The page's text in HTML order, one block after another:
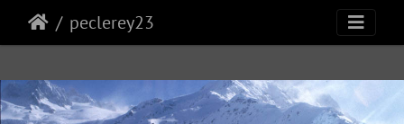
peclerey23